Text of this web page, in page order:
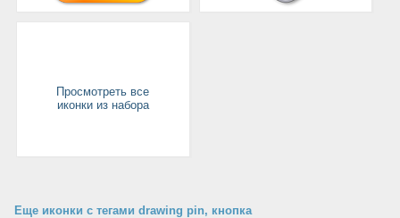
Просмотреть все
иконки из набора
Еще иконки с тегами drawing pin, кнопка